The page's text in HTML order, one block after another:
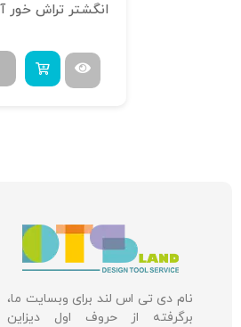
نام دی تی اس لند برای وبسایت ما،
برگرفته از حروف اول دیزاین